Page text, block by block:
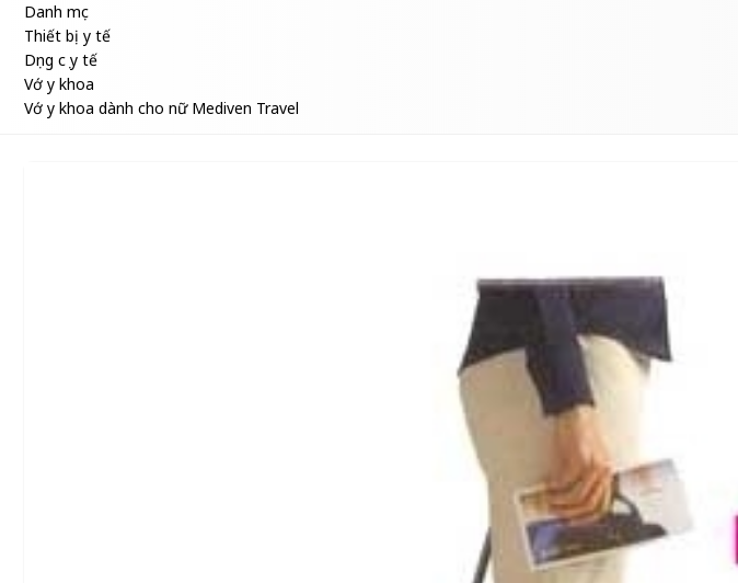
Danh mục
Thiết bị y tế
Dụng cụ y tế
Vớ y khoa
Vớ y khoa dành cho nữ Mediven Travel